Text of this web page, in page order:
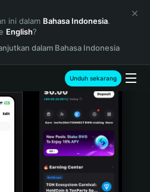
ini dalam Bahasa Indonesia.
English?
dalam Bahasa Indonesia
Unduh sekarang